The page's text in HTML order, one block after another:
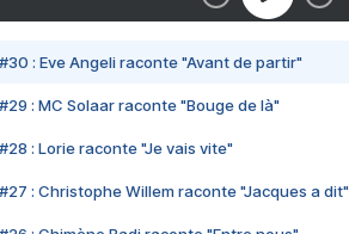
#30 : Eve Angeli raconte "Avant de partir"
#29 : MC Solaar raconte "Bouge de là"
#28 : Lorie raconte "Je vais vite"
#27 : Christophe Willem raconte "Jacques a dit"